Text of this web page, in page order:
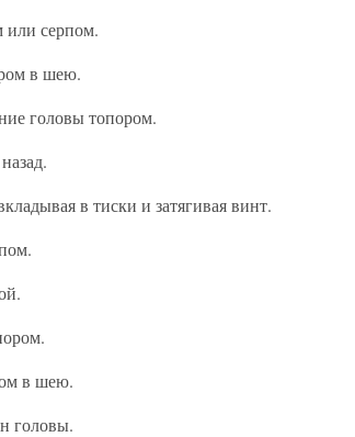
или серпом.
в шею.
головы топором.
в тиски и затягивая винт.
в шею.
головы.